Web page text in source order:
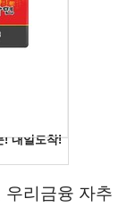
우리금융 자추